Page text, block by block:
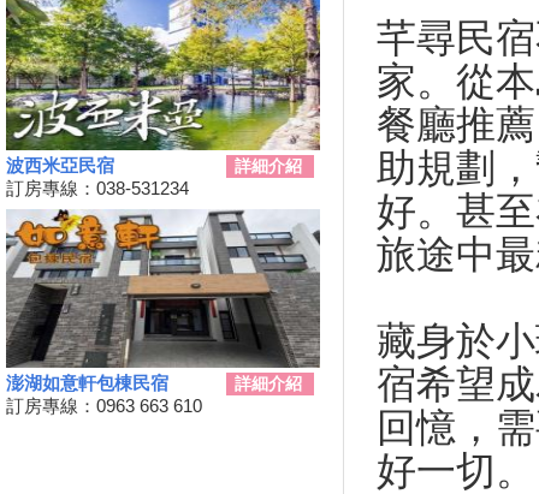
2024新北耶誕城11／15正式開
城！魔法主題等你來發掘
苗栗私房景點推薦，懶人免裝備
享受百萬夜景
天涼就該泡湯！溫泉季開跑 雙
人入住北投老爺酒店下殺1.5折
彰化最新隱藏版景點，盡收大台
中落日美景！
新竹首屆「新竹啤酒派對」於
10/12、10/13舉辦！
2024金門國際海洋藝術季～
10/04~2/28為期5個月
嘉義熱門景點推薦！前10大排名
景點你去過了嗎？
2024台南關子嶺溫泉美食節開
波西米亞民宿 詳細介紹
訂房專線：038-531234
澎湖如意軒包棟民宿 詳細介紹
訂房專線：0963 663 610
芊尋民
家。從
餐廳推
助規劃
好。甚
旅途中
藏身於
宿希望
回憶，
好一切。